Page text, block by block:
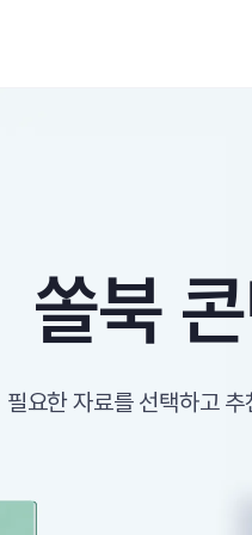
쏠북
필요한 자료를 선택하고